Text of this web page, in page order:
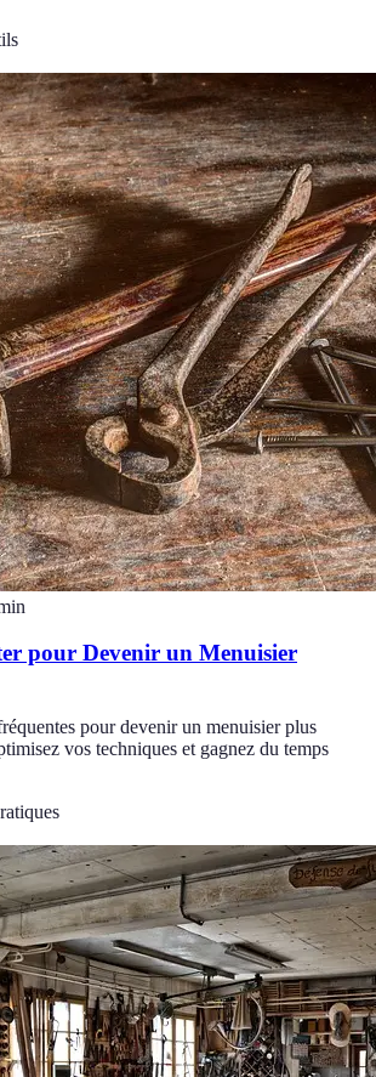
pour Devenir un Menuisier
pour devenir un menuisier plus
vos techniques et gagnez du temps